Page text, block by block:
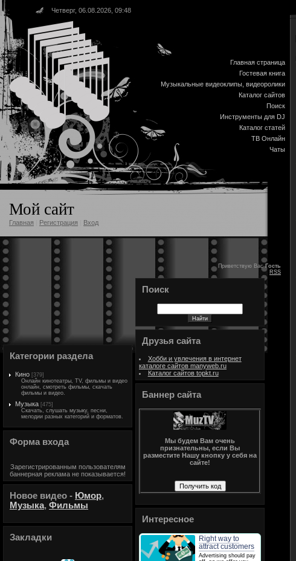
Четверг, 06.08.2026, 09:48
Главная страница
Гостевая книга
Музыкальные видеоклипы, видеоролики
Каталог сайтов
Поиск
Инструменты для DJ
Каталог статей
ТВ Онлайн
Чаты
Мой сайт
Главная Регистрация Вход
Приветствую Вас Гость
RSS
Категории раздела
Кино [379]
Онлайн кинотеатры, TV, фильмы и видео
онлайн, смотреть фильмы, скачать
фильмы и видео.
Музыка [475]
Скачать, слушать музыку, песни,
мелодии разных категорий и форматов.
Форма входа
Зарегистрированным пользователям
баннерная реклама не показывается!
Новое видео - Юмор,
Музыка, Фильмы
Закладки
Поиск
Друзья сайта
Хобби и увлечения в интернет
каталоге сайтов manyweb.ru
Каталог сайтов topkt.ru
Баннер сайта
Мы будем Вам очень
признательны, если Вы
разместите Нашу кнопку у себя на
сайте!
Интересное
Right way to
attract customers
Advertising should pay